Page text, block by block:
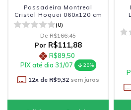
Passadeira Montreal
Cristal Hoquei 060x120 cm
(0)
De R$166,45
Por R$111,88
R$89,50
PIX até dia 31/07
20%
12x de R$9,32sem juros